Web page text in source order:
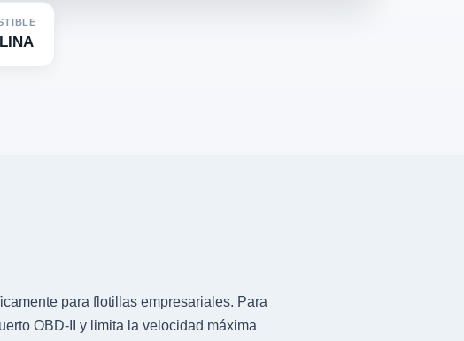
para flotillas empresariales. Para
OBD-II y limita la velocidad máxima